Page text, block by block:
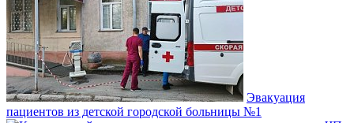
Эвакуация
пациентов из детской городской больницы №1